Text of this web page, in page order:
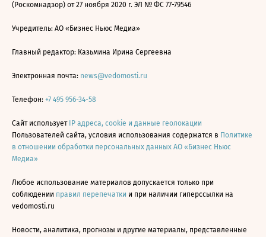
(Роскомнадзор) от 27 ноября 2020 г. ЭЛ № ФС 77-79546
Учредитель: АО «Бизнес Ньюс Медиа»
Главный редактор: Казьмина Ирина Сергеевна
Электронная почта: news@vedomosti.ru
Телефон: +7 495 956-34-58
Сайт использует IP адреса, cookie и данные геолокации
Пользователей сайта, условия использования содержатся в Политике
в отношении обработки персональных данных АО «Бизнес Ньюс
Медиа»
Любое использование материалов допускается только при
соблюдении правил перепечатки и при наличии гиперссылки на
vedomosti.ru
Новости, аналитика, прогнозы и другие материалы, представленные